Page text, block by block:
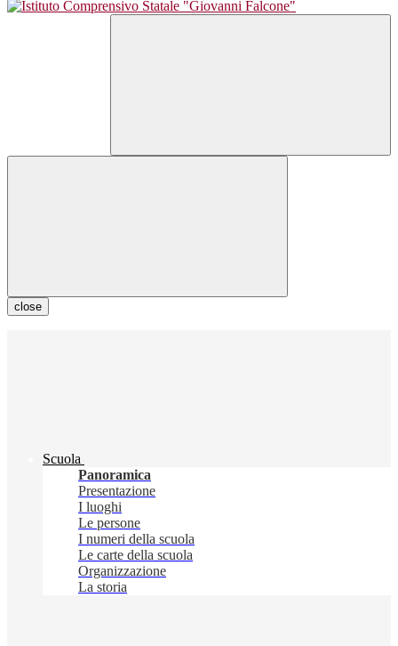
close
Scuola
Panoramica
Presentazione
I luoghi
Le persone
I numeri della scuola
Le carte della scuola
Organizzazione
La storia